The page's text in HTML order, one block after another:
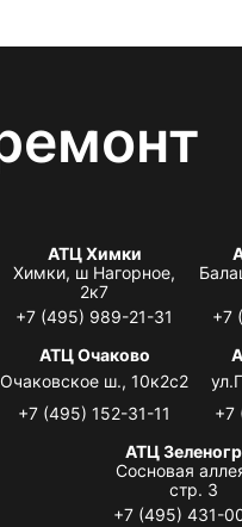
АТЦ Химки
Химки, ш Нагорное,
2к7
+7 (495) 989-21-31
+7
АТЦ Очаково
Очаковское ш., 10к2с2
+7 (495) 152-31-11
+7
АТЦ
Сосновая
стр. 3
+7 (495) 431-